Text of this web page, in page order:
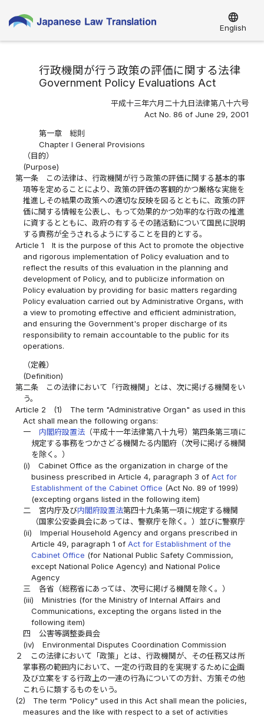
language
English
行政機関が行う政策の評価に関する法律
Government Policy Evaluations Act
平成十三年六月二十九日法律第八十六号
Act No. 86 of June 29, 2001
第一章 総則
Chapter I General Provisions
（目的）
(Purpose)
第一条
この法律は、行政機関が行う政策の評価に関する基本的事
項等を定めることにより、政策の評価の客観的かつ厳格な実施を
推進しその結果の政策への適切な反映を図るとともに、政策の評
価に関する情報を公表し、もって効果的かつ効率的な行政の推進
に資するとともに、政府の有するその諸活動について国民に説明
する責務が全うされるようにすることを目的とする。
Article 1
It is the purpose of this Act to promote the objective
and rigorous implementation of Policy evaluation and to
reflect the results of this evaluation in the planning and
development of Policy, and to publicize information on
Policy evaluation by providing for basic matters regarding
Policy evaluation carried out by Administrative Organs, with
a view to promoting effective and efficient administration,
and ensuring the Government's proper discharge of its
responsibility to remain accountable to the public for its
operations.
（定義）
(Definition)
第二条
この法律において「行政機関」とは、次に掲げる機関をい
う。
Article 2
(1)
The term "Administrative Organ" as used in this
Act shall mean the following organs:
一
内閣府設置法（平成十一年法律第八十九号）第四条第三項に
規定する事務をつかさどる機関たる内閣府（次号に掲げる機関
を除く。）
(i)
Cabinet Office as the organization in charge of the
business prescribed in Article 4, paragraph 3 of Act for
Establishment of the Cabinet Office (Act No. 89 of 1999)
(excepting organs listed in the following item)
二
宮内庁及び内閣府設置法第四十九条第一項に規定する機関
（国家公安委員会にあっては、警察庁を除く。）並びに警察庁
(ii)
Imperial Household Agency and organs prescribed in
Article 49, paragraph 1 of Act for Establishment of the
Cabinet Office (for National Public Safety Commission,
except National Police Agency) and National Police
Agency
三
各省（総務省にあっては、次号に掲げる機関を除く。）
(iii)
Ministries (for the Ministry of Internal Affairs and
Communications, excepting the organs listed in the
following item)
四
公害等調整委員会
(iv)
Environmental Disputes Coordination Commission
２
この法律において「政策」とは、行政機関が、その任務又は所
掌事務の範囲内において、一定の行政目的を実現するために企画
及び立案をする行政上の一連の行為についての方針、方策その他
これらに類するものをいう。
(2)
The term "Policy" used in this Act shall mean the policies,
measures and the like with respect to a set of activities